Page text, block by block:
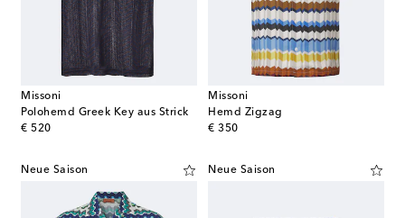
Missoni
Polohemd Greek Key aus Strick
€ 520
original price
Missoni
Hemd Zigzag
€ 350
original price
Neue Saison Neue Saison